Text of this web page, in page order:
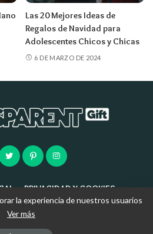
Las 20 Mejores Ideas de
Regalos de Navidad para
Adolescentes Chicos y Chicas
6 DE MARZO DE 2024
PRIVACIDAD Y COOKIES
la experiencia de nuestros usuarios
Ver más